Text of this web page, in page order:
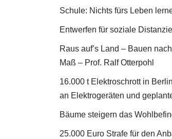
Schule: Nichts fürs Leben
Entwerfen für soziale
Raus auf’s Land – Bauen
Maß – Prof. Ralf Otterpohl
16.000 t Elektroschrott in
an Elektrogeräten und
Bäume steigern das
25.000 Euro Strafe für den